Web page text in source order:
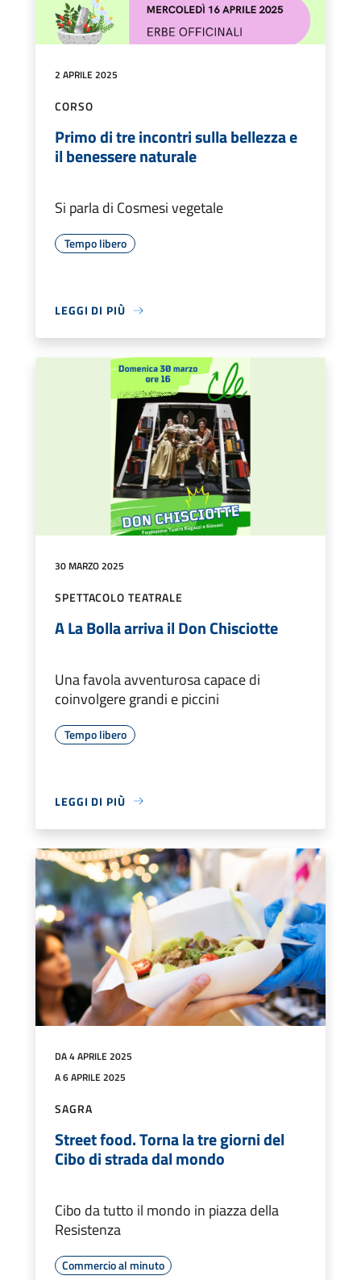
2 APRILE 2025
CORSO
Primo di tre incontri sulla bellezza e
il benessere naturale
Si parla di Cosmesi vegetale
Tempo libero
LEGGI DI PIÙ
30 MARZO 2025
SPETTACOLO TEATRALE
A La Bolla arriva il Don Chisciotte
Una favola avventurosa capace di
coinvolgere grandi e piccini
Tempo libero
LEGGI DI PIÙ
DA 4 APRILE 2025
A 6 APRILE 2025
SAGRA
Street food. Torna la tre giorni del
Cibo di strada dal mondo
Cibo da tutto il mondo in piazza della
Resistenza
Commercio al minuto